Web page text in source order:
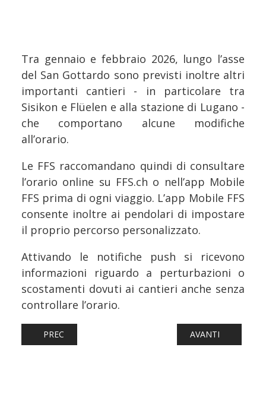
Tra gennaio e febbraio 2026, lungo l’asse
del San Gottardo sono previsti inoltre altri
importanti cantieri - in particolare tra
Sisikon e Flüelen e alla stazione di Lugano -
che comportano alcune modifiche
all’orario.
Le FFS raccomandano quindi di consultare
l’orario online su FFS.ch o nell’app Mobile
FFS prima di ogni viaggio. L’app Mobile FFS
consente inoltre ai pendolari di impostare
il proprio percorso personalizzato.
Attivando le notifiche push si ricevono
informazioni riguardo a perturbazioni o
scostamenti dovuti ai cantieri anche senza
controllare l’orario.
ARTICOLO PRECEDENTE: FERROVIE: PER LA ROMA-
PREC ARTICOLO
AVANTI